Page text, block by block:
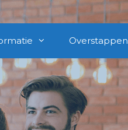
Overstappen